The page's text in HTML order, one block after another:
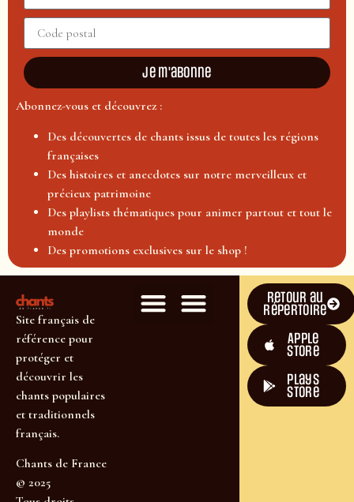
Je m'abonne
Abonnez-vous et découvrez :
Des découvertes de chants issus de toutes les régions
françaises
Des histoires et anecdotes sur notre merveilleux et
précieux patrimoine
Des playlists thématiques pour animer partout et tout le
monde
Des promotions exclusives sur le shop !
Site français de
référence pour
protéger et
découvrir les
chants populaires
et traditionnels
français.
Chants de France
© 2025
Retour au
répertoire
Apple
Store
plays
store